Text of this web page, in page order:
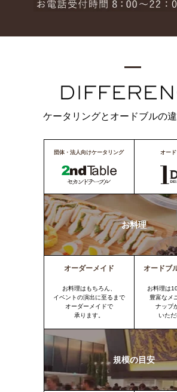
ケータリングとオードブルの
団体・法人向けケータリング オー
お料理
オーダーメイド
お料理はもちろん、
イベントの演出に至るまで
オーダーメイドで
承ります。
オードブ
お料理は
豊富なメ
ナップ
いただ
規模の目安